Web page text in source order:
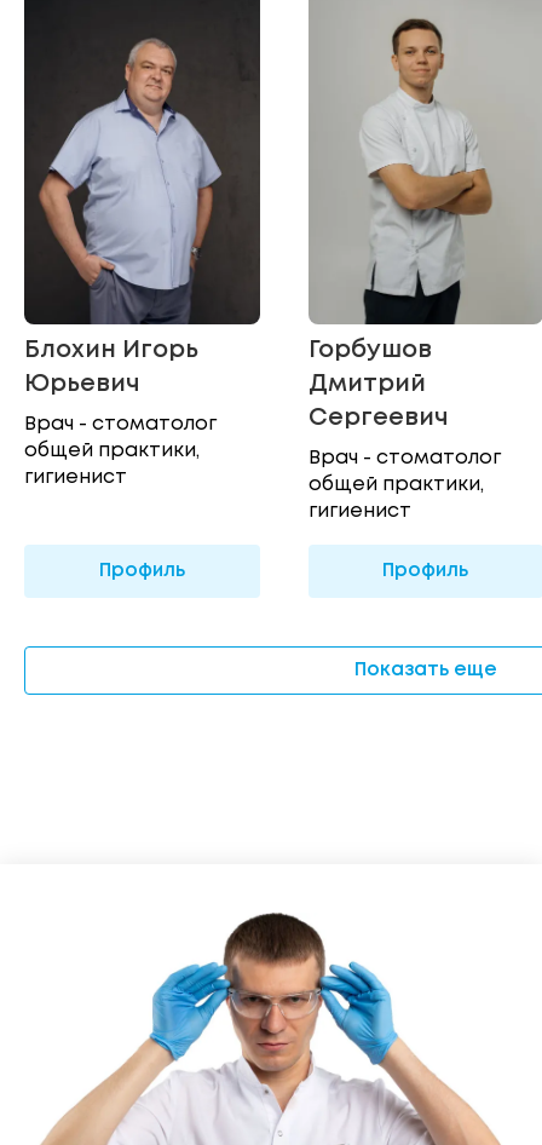
Блохин Игорь
Юрьевич
Врач - стоматолог
общей практики,
гигиенист
Профиль
Горбушов
Дмитрий
Сергеевич
Врач - стоматолог
общей практики,
гигиенист
Профиль
Показать еще